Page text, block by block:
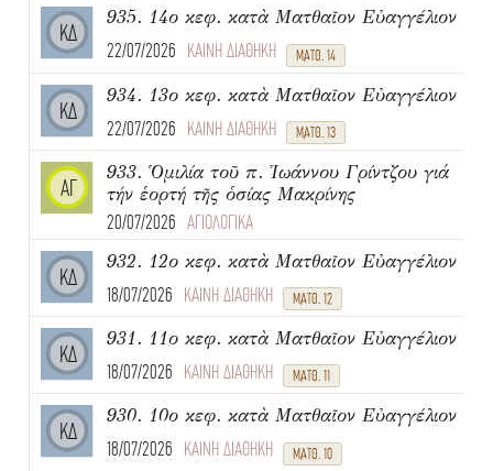
ΚΔ
935. 14ο κεφ. κατὰ Ματθαῖον Εὐαγγέλιον
22/07/2026 ΚΑΙΝΗ ΔΙΑΘΗΚΗ ΜΑΤΘ. 14
ΚΔ
934. 13ο κεφ. κατὰ Ματθαῖον Εὐαγγέλιον
22/07/2026 ΚΑΙΝΗ ΔΙΑΘΗΚΗ ΜΑΤΘ. 13
ΑΓ
933. Ὁμιλία τοῦ π. Ἰωάννου Γρίντζου γιά
τήν ἑορτή τῆς ὁσίας Μακρίνης
20/07/2026 ΑΓΙΟΛΟΓΙΚΑ
ΚΔ
932. 12ο κεφ. κατὰ Ματθαῖον Εὐαγγέλιον
18/07/2026 ΚΑΙΝΗ ΔΙΑΘΗΚΗ ΜΑΤΘ. 12
ΚΔ
931. 11ο κεφ. κατὰ Ματθαῖον Εὐαγγέλιον
18/07/2026 ΚΑΙΝΗ ΔΙΑΘΗΚΗ ΜΑΤΘ. 11
ΚΔ
930. 10ο κεφ. κατὰ Ματθαῖον Εὐαγγέλιον
18/07/2026 ΚΑΙΝΗ ΔΙΑΘΗΚΗ ΜΑΤΘ. 10